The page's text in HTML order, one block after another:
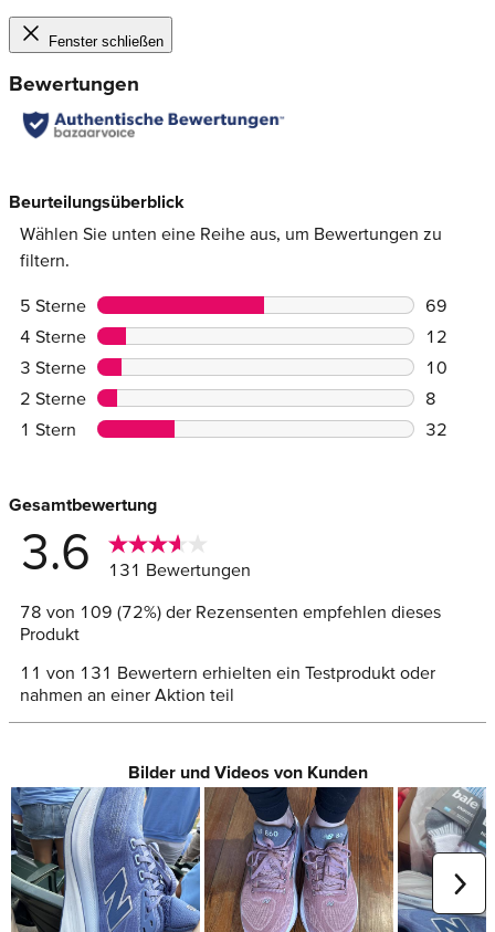
Fenster schließen